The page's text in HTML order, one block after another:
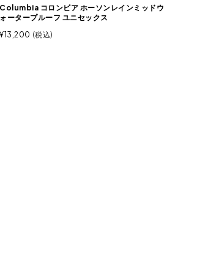
Columbia コロンビア ホーソンレインミッドウ
ォータープルーフ ユニセックス
¥13,200 税込